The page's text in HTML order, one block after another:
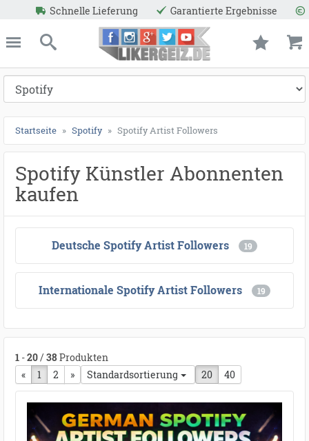
Garantierte Ergebnisse Niedrige Preise
Reale
Likergeiz.de
schließen
Suche
Startseite Spotify Spotify Artist Followers
Spotify Künstler Abonnenten
kaufen
Deutsche Spotify Artist Followers 19
Internationale Spotify Artist Followers 19
1 -20/ 38Produkten
« vorherige Seite
1 2 nächste Seite
» Standardsortierung 20 40